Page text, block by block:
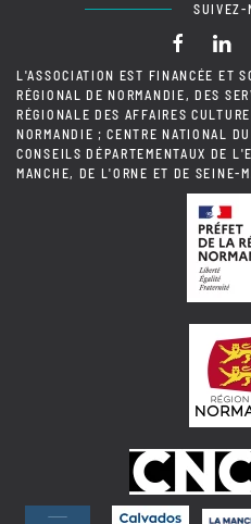
SUIVEZ-
L'ASSOCIATION EST FINANCÉE ET
RÉGIONAL DE NORMANDIE, DES
RÉGIONALE DES AFFAIRES
NORMANDIE ; CENTRE NATIONAL
CONSEILS DÉPARTEMENTAUX DE
MANCHE, DE L'ORNE ET DE SEINE-